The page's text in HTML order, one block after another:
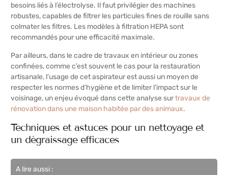
besoins liés à l’électrolyse. Il faut privilégier des machines
robustes, capables de filtrer les particules fines de rouille sans
colmater les filtres. Les modèles à filtration HEPA sont
recommandés pour une efficacité maximale.
Par ailleurs, dans le cadre de travaux en intérieur ou zones
confinées, comme c’est souvent le cas pour la restauration
artisanale, l’usage de cet aspirateur est aussi un moyen de
respecter les normes d’hygiène et de limiter l’impact sur le
voisinage, un enjeu évoqué dans cette analyse surtravaux de
rénovation dans une maison habitée par des animaux.
Techniques et astuces pour un nettoyage et
un dégraissage efficaces
A lire aussi :